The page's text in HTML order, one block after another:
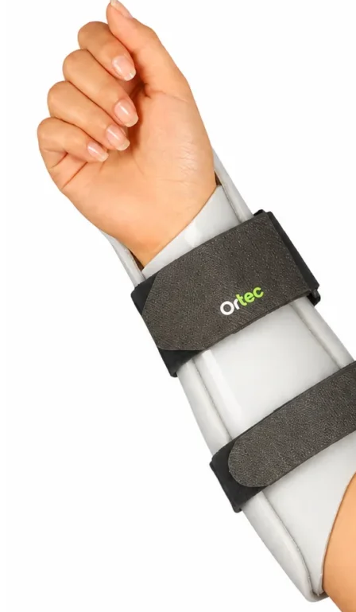
Coderas Ortopédicas
Coderas para Bursitis de Codo
Coderas para Epicondilitis (codo de tenista)
Cabestrillos
Cabestrillos para Luxación de Hombro
Hombreras Ortopédicas
Miembro Inferior
Rodilleras Ortopedicas
Rodilleras con flejes laterales
Rodilleras para Condromalacia Rotuliana
Rodilleras para Inestabilidad de Rodilla